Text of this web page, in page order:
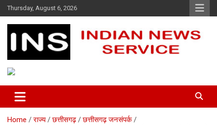
Skip
to
content
Thursday, August 6, 2026
Indian News Service
Home राज्य छत्तीसगढ़
छत्तीसगढ़ जनसंपर्क